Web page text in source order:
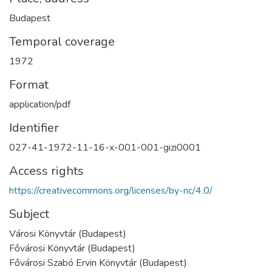
Budapest
Temporal coverage
1972
Format
application/pdf
Identifier
027-41-1972-11-16-x-001-001-gizi0001
Access rights
https://creativecommons.org/licenses/by-nc/4.0/
Subject
Városi Könyvtár (Budapest)
Fővárosi Könyvtár (Budapest)
Fővárosi Szabó Ervin Könyvtár (Budapest)